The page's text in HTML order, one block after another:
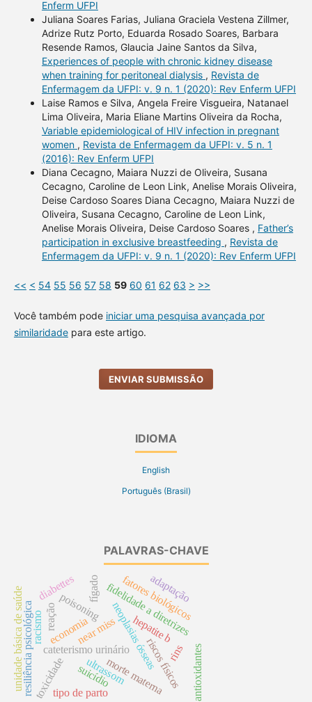
Enferm UFPI
Juliana Soares Farias, Juliana Graciela Vestena Zillmer,
Adrize Rutz Porto, Eduarda Rosado Soares, Barbara
Resende Ramos, Glaucia Jaine Santos da Silva,
Experiences of people with chronic kidney disease
when training for peritoneal dialysis , Revista de
Enfermagem da UFPI: v. 9 n. 1 (2020): Rev Enferm UFPI
Laise Ramos e Silva, Angela Freire Visgueira, Natanael
Lima Oliveira, Maria Eliane Martins Oliveira da Rocha,
Variable epidemiological of HIV infection in pregnant
women , Revista de Enfermagem da UFPI: v. 5 n. 1
(2016): Rev Enferm UFPI
Diana Cecagno, Maiara Nuzzi de Oliveira, Susana
Cecagno, Caroline de Leon Link, Anelise Morais Oliveira,
Deise Cardoso Soares Diana Cecagno, Maiara Nuzzi de
Oliveira, Susana Cecagno, Caroline de Leon Link,
Anelise Morais Oliveira, Deise Cardoso Soares , Father’s
participation in exclusive breastfeeding , Revista de
Enfermagem da UFPI: v. 9 n. 1 (2020): Rev Enferm UFPI
<< < 54 55 56 57 58 59 60 61 62 63 > >>
Você também pode iniciar uma pesquisa avançada por
similaridadepara este artigo.
ENVIAR SUBMISSÃO
IDIOMA
English
Português (Brasil)
PALAVRAS-CHAVE
hepatite b
neoplasias ósseas
poisoning
ultrassom
cateterismo urinário
near missfidelidade a diretrizes
resiliência psicológica riscos físicos
unidade básica de saúde fatores biológicos
morte materna
economia
suicídio
reação
diabettes
toxicidade
fígado
rins
racismo
adaptação
tipo de parto antioxidantes